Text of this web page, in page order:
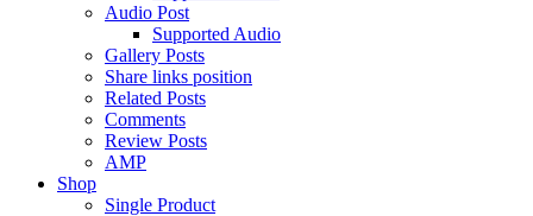
Audio Post
Supported Audio
Gallery Posts
Share links position
Related Posts
Comments
Review Posts
AMP
Shop
Single Product